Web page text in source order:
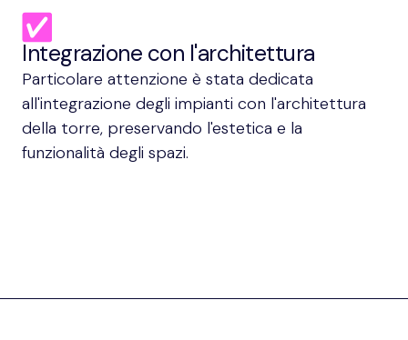
Integrazione con l'architettura
Particolare attenzione è stata dedicata
all'integrazione degli impianti con l'architettura
della torre, preservando l'estetica e la
funzionalità degli spazi.